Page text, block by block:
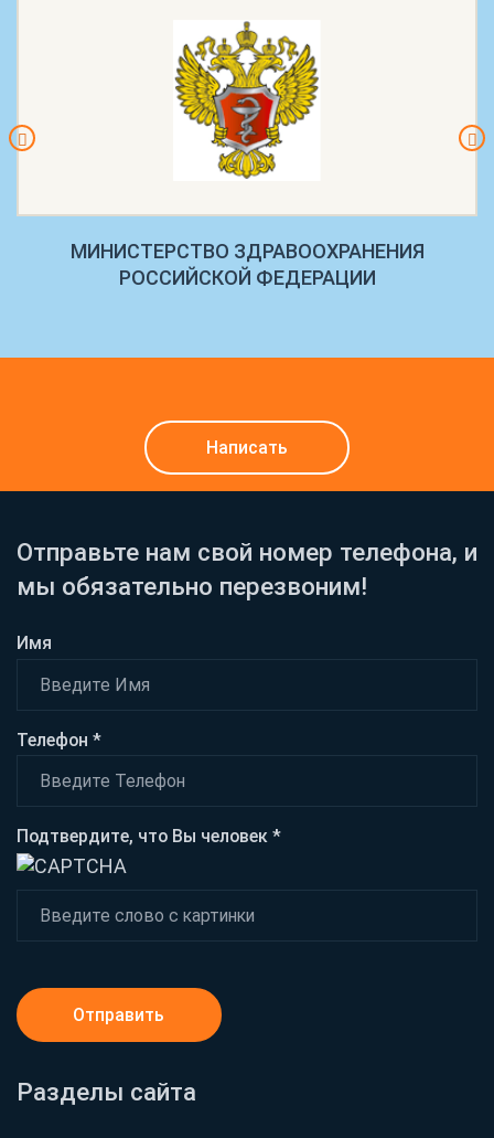
МИНИСТЕРСТВО ЗДРАВООХРАНЕНИЯ
РОССИЙСКОЙ ФЕДЕРАЦИИ
Написать
Разделы сайта
Отправьте нам свой номер телефона, и
мы обязательно перезвоним!
Имя
Телефон *
Подтвердите, что Вы человек *
Отправить